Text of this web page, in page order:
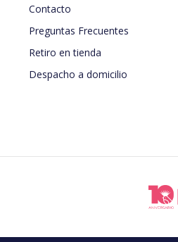
Contacto
Preguntas Frecuentes
Retiro en tienda
Despacho a domicilio